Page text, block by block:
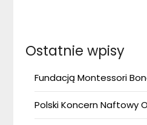
Ostatnie wpisy
Fundacją Montessori
Polski Koncern Naftowy